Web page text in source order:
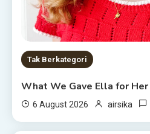
Tak Berkategori
What We Gave Ella for
6 August 2026 airsika